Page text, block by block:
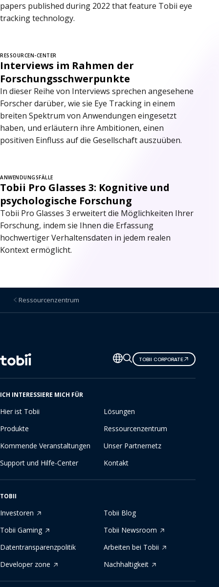
papers published during 2022 that feature Tobii eye
tracking technology.
RESSOURCEN-CENTER
Interviews im Rahmen der
Forschungsschwerpunkte
In dieser Reihe von Interviews sprechen angesehene
Forscher darüber, wie sie Eye Tracking in einem
breiten Spektrum von Anwendungen eingesetzt
haben, und erläutern ihre Ambitionen, einen
positiven Einfluss auf die Gesellschaft auszuüben.
ANWENDUNGSFÄLLE
Tobii Pro Glasses 3: Kognitive und
psychologische Forschung
Tobii Pro Glasses 3 erweitert die Möglichkeiten Ihrer
Forschung, indem sie Ihnen die Erfassung
hochwertiger Verhaltensdaten in jedem realen
Kontext ermöglicht.
Ressourcenzentrum
Sprache
ändern
TOBII CORPORATE
ICH INTERESSIERE MICH FÜR
Hier ist Tobii
Lösungen
Produkte
Ressourcenzentrum
Kommende Veranstaltungen
Unser Partnernetz
Support und Hilfe-Center
Kontakt
TOBII
Investoren
Tobii Blog
Tobii Gaming
Tobii Newsroom
Datentransparenzpolitik
Arbeiten bei Tobii
Developer zone
Nachhaltigkeit